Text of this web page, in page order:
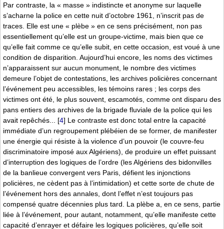
Par contraste, la « masse » indistincte et anonyme sur laquelle
s’acharne la police en cette nuit d’octobre 1961, n’inscrit pas de
traces. Elle est une « plèbe » en ce sens précisément, non pas
essentiellement qu’elle est un groupe-victime, mais bien que ce
qu’elle fait comme ce qu’elle subit, en cette occasion, est voué à une
condition de disparition. Aujourd’hui encore, les noms des victimes
n’apparaissent sur aucun monument, le nombre des victimes
demeure l’objet de contestations, les archives policières concernant
l’événement peu accessibles, les témoins rares ; les corps des
victimes ont été, le plus souvent, escamotés, comme ont disparu des
pans entiers des archives de la brigade fluviale de la police qui les
avait repêchés... [4] Le contraste est donc total entre la capacité
immédiate d’un regroupement plébéien de se former, de manifester
une énergie qui résiste à la violence d’un pouvoir (le couvre-feu
discriminatoire imposé aux Algériens), de produire un effet puissant
d’interruption des logiques de l’ordre (les Algériens des bidonvilles
de la banlieue convergent vers Paris, défient les injonctions
policières, ne cèdent pas à l’intimidation) et cette sorte de chute de
l’événement hors des annales, dont l’effet n’est toujours pas
compensé quatre décennies plus tard. La plèbe a, en ce sens, partie
liée à l’événement, pour autant, notamment, qu’elle manifeste cette
capacité d’enrayer et défaire les logiques policières, qu’elle soit